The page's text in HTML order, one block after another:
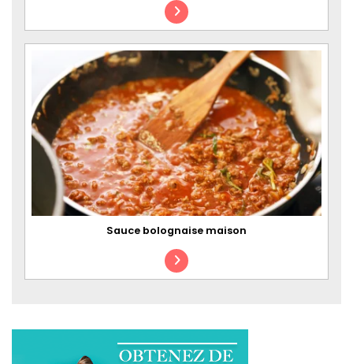
Sauce bolognaise maison